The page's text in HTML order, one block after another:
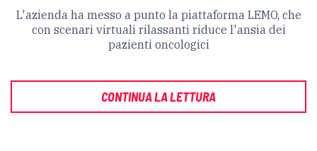
L'azienda ha messo a punto la piattaforma LEMO, che
con scenari virtuali rilassanti riduce l'ansia dei
pazienti oncologici
CONTINUA LA LETTURA